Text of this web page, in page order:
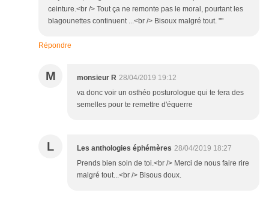
ceinture.<br /> Tout ça ne remonte pas le moral, pourtant les
blagounettes continuent ...<br /> Bisoux malgré tout. ""
Répondre
M monsieur R 28/04/2019 19:12
va donc voir un osthéo posturologue qui te fera des
semelles pour te remettre d'équerre
L Les anthologies éphémères 28/04/2019 18:27
Prends bien soin de toi.<br /> Merci de nous faire rire
malgré tout...<br /> Bisous doux.